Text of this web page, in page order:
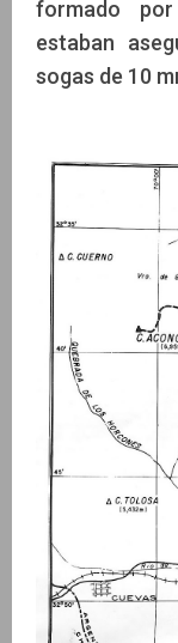
formado
estaban
sogas de 10